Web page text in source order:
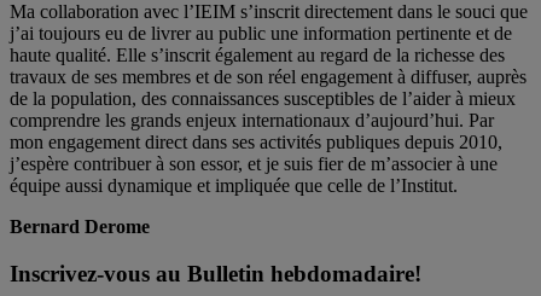
Ma collaboration avec l’IEIM s’inscrit directement dans le souci que
j’ai toujours eu de livrer au public une information pertinente et de
haute qualité. Elle s’inscrit également au regard de la richesse des
travaux de ses membres et de son réel engagement à diffuser, auprès
de la population, des connaissances susceptibles de l’aider à mieux
comprendre les grands enjeux internationaux d’aujourd’hui. Par
mon engagement direct dans ses activités publiques depuis 2010,
j’espère contribuer à son essor, et je suis fier de m’associer à une
équipe aussi dynamique et impliquée que celle de l’Institut.
Bernard Derome
Inscrivez-vous au Bulletin hebdomadaire!